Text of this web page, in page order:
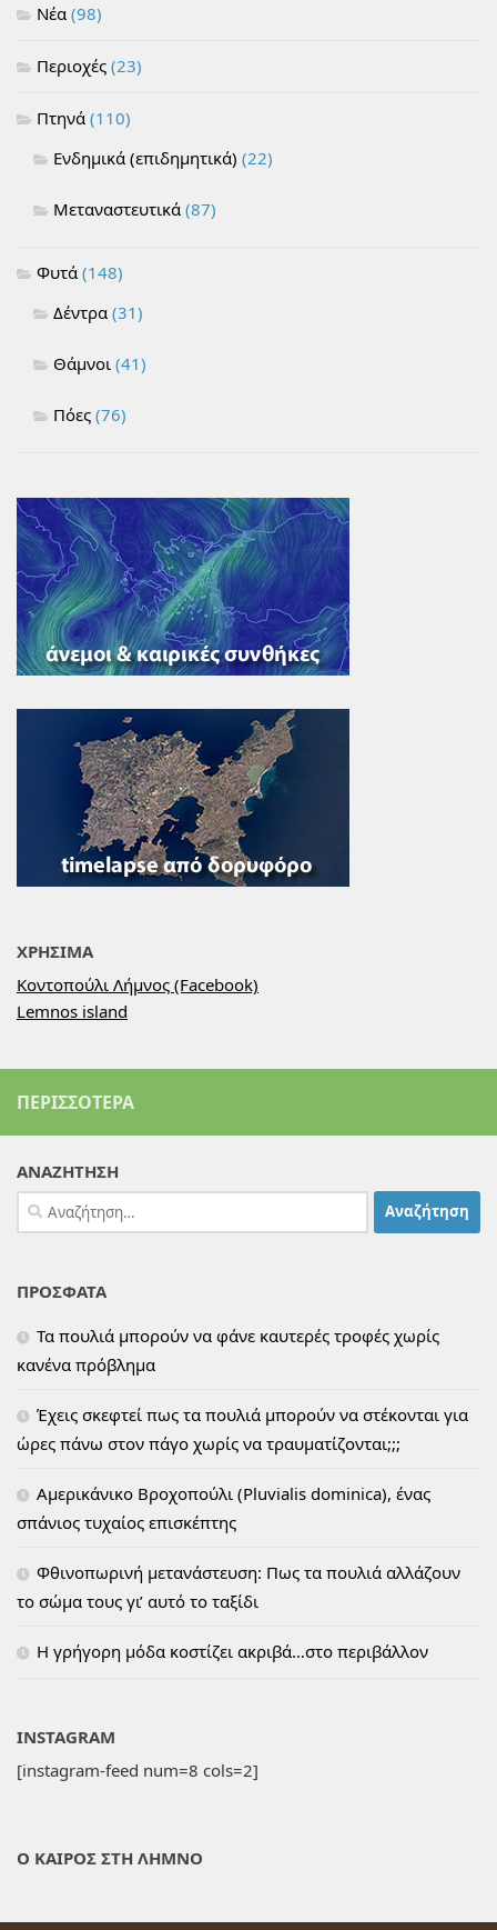
Νέα (98)
Περιοχές (23)
Πτηνά (110)
Ενδημικά (επιδημητικά) (22)
Μεταναστευτικά (87)
Φυτά (148)
Δέντρα (31)
Θάμνοι (41)
Πόες (76)
ΧΡΗΣΙΜΑ
Κοντοπούλι Λήμνος (Facebook)
Lemnos island
ΠΕΡΙΣΣΌΤΕΡΑ
ΑΝΑΖΗΤΗΣΗ
Αναζήτηση
για:
ΠΡΟΣΦΑΤΑ
Τα πουλιά μπορούν να φάνε καυτερές τροφές χωρίς
κανένα πρόβλημα
Έχεις σκεφτεί πως τα πουλιά μπορούν να στέκονται για
ώρες πάνω στον πάγο χωρίς να τραυματίζονται;;;
Αμερικάνικο Βροχοπούλι (Pluvialis dominica), ένας
σπάνιος τυχαίος επισκέπτης
Φθινοπωρινή μετανάστευση: Πως τα πουλιά αλλάζουν
το σώμα τους γι’ αυτό το ταξίδι
H γρήγορη μόδα κοστίζει ακριβά…στο περιβάλλον
INSTAGRAM
[instagram-feed num=8 cols=2]
Ο ΚΑΙΡΟΣ ΣΤΗ ΛΗΜΝΟ